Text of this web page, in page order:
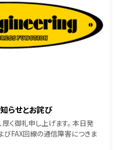
らせとお詫び
く御礼申し上げます。 本日発
びFAX回線の通信障害につきま